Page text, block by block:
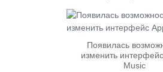
Появилась
изменить
Music